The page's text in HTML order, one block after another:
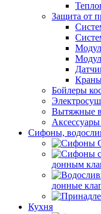
Защита от
Бойлеры
Вытяжные
Сифоны,
донным
донные
Кухня